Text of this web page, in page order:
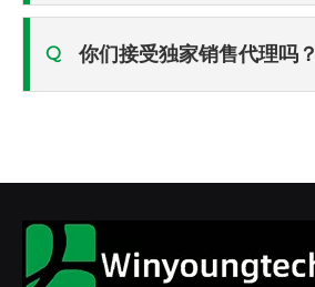
Q 你们接受独家销售代理吗？